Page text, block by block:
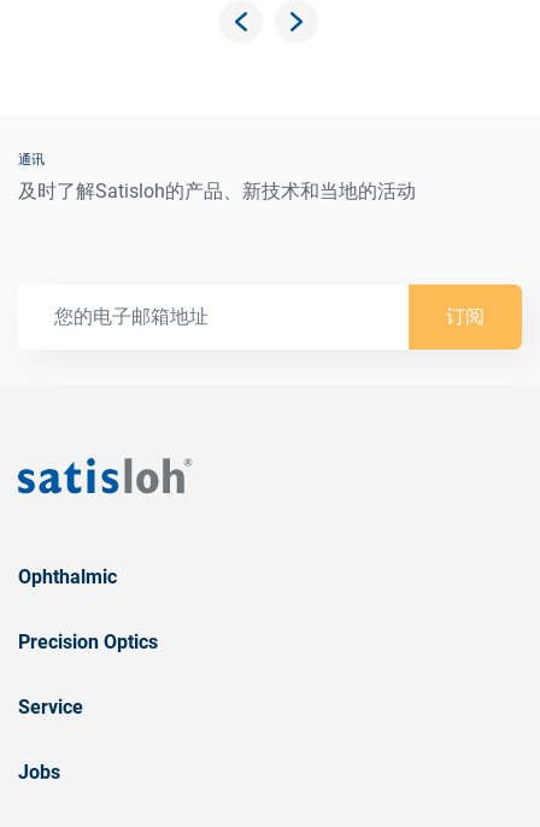
通讯
及时了解Satisloh的产品、新技术和当地的活动
订阅
Ophthalmic
Precision Optics
Service
Jobs